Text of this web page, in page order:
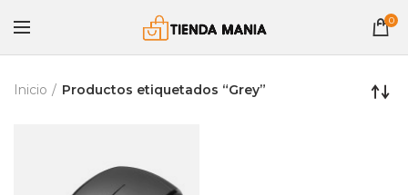
0
Inicio Productos etiquetados “Grey”